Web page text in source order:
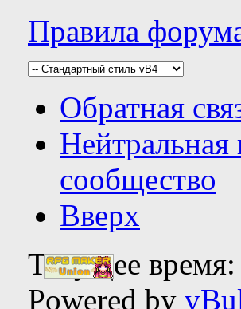
Правила
Обратная
сообщество
Вверх
Текущее время:
Powered by